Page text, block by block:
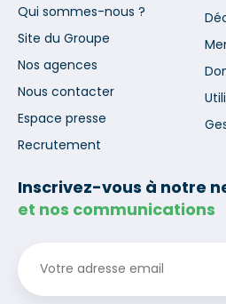
Qui sommes-nous ?
Site du Groupe
Nos agences
Nous contacter
Espace presse
Recrutement
Inscrivez-vous à notre
et nos communications